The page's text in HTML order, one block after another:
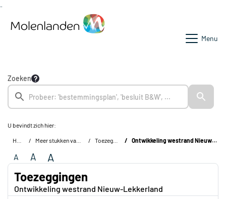
Menu
Zoeken
U bevindt zich hier:
Meer stukken van de raad Toezeggingen Ontwikkeling westrand Nieuw-Lekkerland
A A A
Toezeggingen
Ontwikkeling westrand Nieuw-Lekkerland